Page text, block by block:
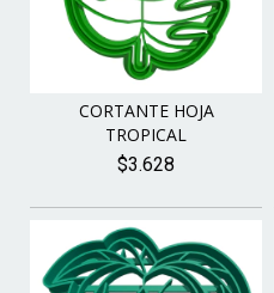
CORTANTE HOJA
TROPICAL
$3.628